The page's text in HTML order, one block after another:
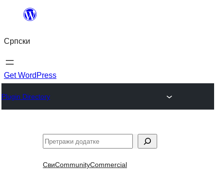
Скочи
садржај
Српски
Get WordPress
Plugin Directory
Претрага
СвиCommunityCommercial